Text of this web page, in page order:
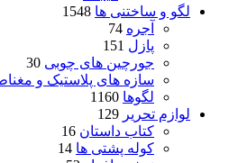
لگو و ساختنی ها 1548
آجره
74
پازل
151
جورچین های چوبی 30
سازه های پلاستیک و مغناطیسی
لگوها
1160
لوازم تحریر 129
کتاب داستان 16
کوله پشتی ها 14